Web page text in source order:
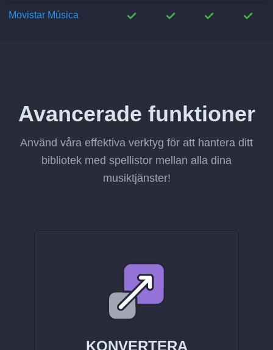
Movistar Música
Avancerade funktioner
Använd våra effektiva verktyg för att hantera ditt
bibliotek med spellistor mellan alla dina
musiktjänster!
KONVERTERA